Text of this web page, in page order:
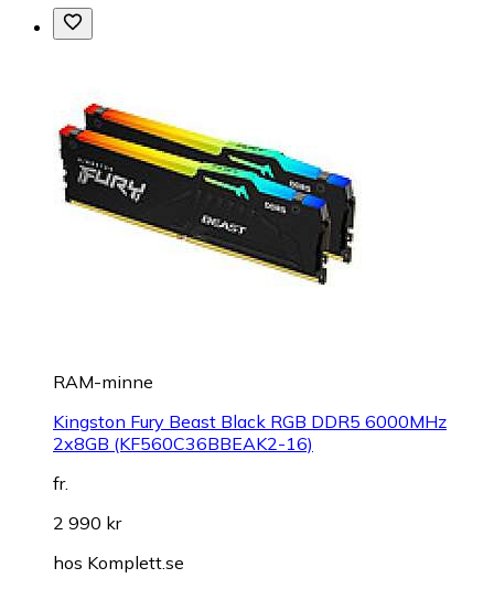
RAM-minne
Kingston Fury Beast Black RGB DDR5 6000MHz
2x8GB (KF560C36BBEAK2-16)
fr.
2 990 kr
hos Komplett.se